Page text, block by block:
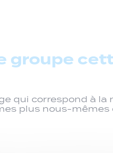
qui correspond à
plus nous-